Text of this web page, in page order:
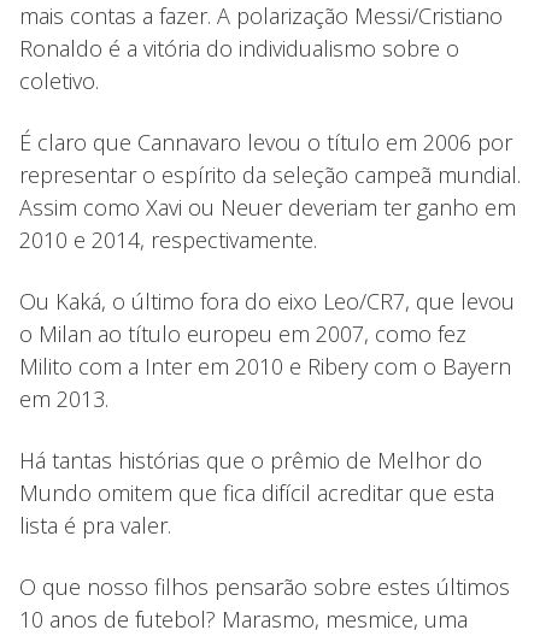
mais contas a fazer. A polarização Messi/Cristiano
Ronaldo é a vitória do individualismo sobre o
coletivo.
É claro que Cannavaro levou o título em 2006 por
representar o espírito da seleção campeã mundial.
Assim como Xavi ou Neuer deveriam ter ganho em
2010 e 2014, respectivamente.
Ou Kaká, o último fora do eixo Leo/CR7, que levou
o Milan ao título europeu em 2007, como fez
Milito com a Inter em 2010 e Ribery com o Bayern
em 2013.
Há tantas histórias que o prêmio de Melhor do
Mundo omitem que fica difícil acreditar que esta
lista é pra valer.
O que nosso filhos pensarão sobre estes últimos
10 anos de futebol? Marasmo, mesmice, uma